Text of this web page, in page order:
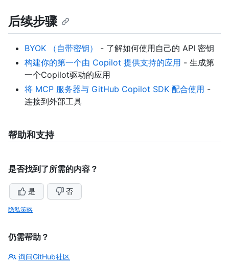
后续步骤
BYOK （自带密钥）
- 了解如何使用自己的 API 密钥
构建你的第一个由 Copilot 提供支持的应用 - 生成第
一个Copilot驱动的应用
将 MCP 服务器与 GitHub Copilot SDK 配合使用 -
连接到外部工具
帮助和支持
是否找到了所需的内容？
是 否
隐私策略
仍需帮助？
询问GitHub社区